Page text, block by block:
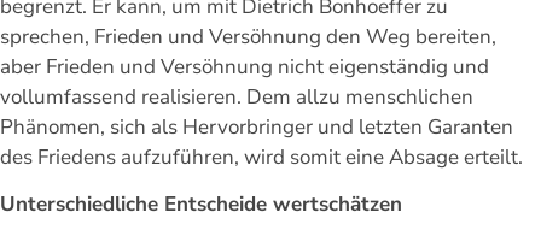
begrenzt. Er kann, um mit Dietrich Bonhoeffer zu
sprechen, Frieden und Versöhnung den Weg bereiten,
aber Frieden und Versöhnung nicht eigenständig und
vollumfassend realisieren. Dem allzu menschlichen
Phänomen, sich als Hervorbringer und letzten Garanten
des Friedens aufzuführen, wird somit eine Absage erteilt.
Unterschiedliche Entscheide wertschätzen